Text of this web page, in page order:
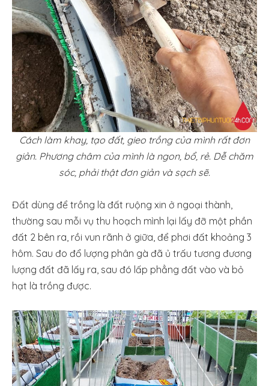
Cách làm khay, tạo đất, gieo trồng của mình rất đơn
giản. Phương châm của mình là ngon, bổ, rẻ. Dễ chăm
sóc, phải thật đơn giản và sạch sẽ.
Đất dùng để trồng là đất ruộng xin ở ngoại thành,
thường sau mỗi vụ thu hoạch mình lại lấy đỡ một phần
đất 2 bên ra, rồi vun rãnh ở giữa, để phơi đất khoảng 3
hôm. Sau đo đổ lượng phân gà đã ủ trấu tương đương
lượng đất đã lấy ra, sau đó lấp phẳng đất vào và bỏ
hạt là trồng được.